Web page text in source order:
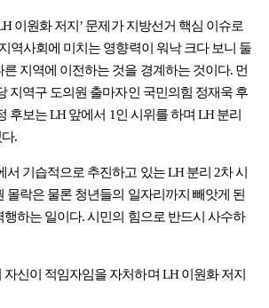
이원화 저지’ 문제가 지방선거 핵심 이슈로
역사회에 미치는 영향력이 워낙 크다 보니 둘
지역에 이전하는 것을 경계하는 것이다. 먼
지역구 도의원 출마자인 국민의힘 정재욱 후
후보는 LH 앞에서 1인 시위를 하며 LH 분리
.
서 기습적으로 추진하고 있는 LH 분리 2차 시
몰락은 물론 청년들의 일자리까지 빼앗게 된
행하는 일이다. 시민의 힘으로 반드시 사수하
신이 적임자임을 자처하며 LH 이원화 저지